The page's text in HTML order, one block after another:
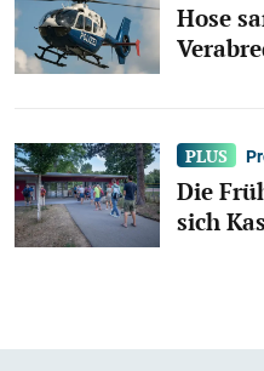
Hose
Die
sich